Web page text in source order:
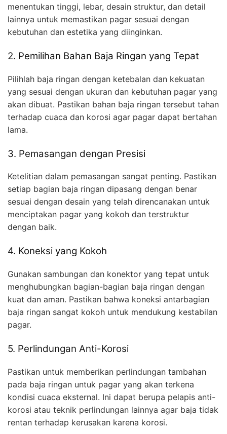
menentukan tinggi, lebar, desain struktur, dan detail
lainnya untuk memastikan pagar sesuai dengan
kebutuhan dan estetika yang diinginkan.
2. Pemilihan Bahan Baja Ringan yang Tepat
Pilihlah baja ringan dengan ketebalan dan kekuatan
yang sesuai dengan ukuran dan kebutuhan pagar yang
akan dibuat. Pastikan bahan baja ringan tersebut tahan
terhadap cuaca dan korosi agar pagar dapat bertahan
lama.
3. Pemasangan dengan Presisi
Ketelitian dalam pemasangan sangat penting. Pastikan
setiap bagian baja ringan dipasang dengan benar
sesuai dengan desain yang telah direncanakan untuk
menciptakan pagar yang kokoh dan terstruktur
dengan baik.
4. Koneksi yang Kokoh
Gunakan sambungan dan konektor yang tepat untuk
menghubungkan bagian-bagian baja ringan dengan
kuat dan aman. Pastikan bahwa koneksi antarbagian
baja ringan sangat kokoh untuk mendukung kestabilan
pagar.
5. Perlindungan Anti-Korosi
Pastikan untuk memberikan perlindungan tambahan
pada baja ringan untuk pagar yang akan terkena
kondisi cuaca eksternal. Ini dapat berupa pelapis anti-
korosi atau teknik perlindungan lainnya agar baja tidak
rentan terhadap kerusakan karena korosi.